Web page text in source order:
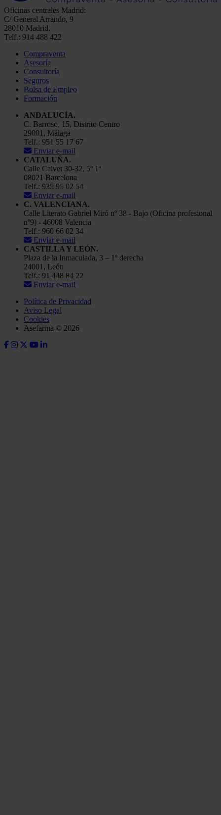
Oficinas centrales Madrid:
C/ General Arrando, 9
28010 Madrid.
Telf.: 914 488 422
Compraventa
Asesoría
Consultoría
Seguros
Bolsa de Empleo
Formación
ANDALUCÍA.
C. Barroso, 15, Distrito Centro
29001, Málaga
Telf.: 951 55 17 67
Enviar e-mail
CATALUÑA.
Calle Calvet 30-32, 5º 1ª
08021 Barcelona
Telf.: 935 95 02 54
Enviar e-mail
C. VALENCIANA.
Calle Literato Gabriel Miró nº 38 - Bajo (Oficina profesional
nº9) - 46008 Valencia
Telf.: 960 66 02 34
Enviar e-mail
CASTILLA Y LEÓN.
Plaza de la Inmaculada, 3 – 1º derecha
24001, León
Telf.: 91 448 84 22
Enviar e-mail
Política de Privacidad
Aviso Legal
Cookies
Asefarma © 2026